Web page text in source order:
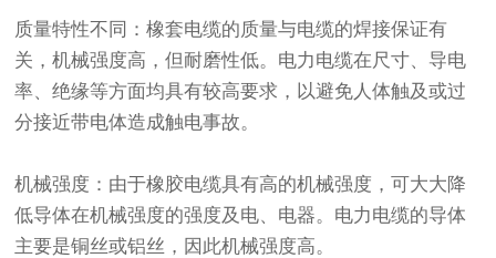
质量特性不同：橡套电缆的质量与电缆的焊接保证有
关，机械强度高，但耐磨性低。电力电缆在尺寸、导电
率、绝缘等方面均具有较高要求，以避免人体触及或过
分接近带电体造成触电事故。
机械强度：由于橡胶电缆具有高的机械强度，可大大降
低导体在机械强度的强度及电、电器。电力电缆的导体
主要是铜丝或铝丝，因此机械强度高。